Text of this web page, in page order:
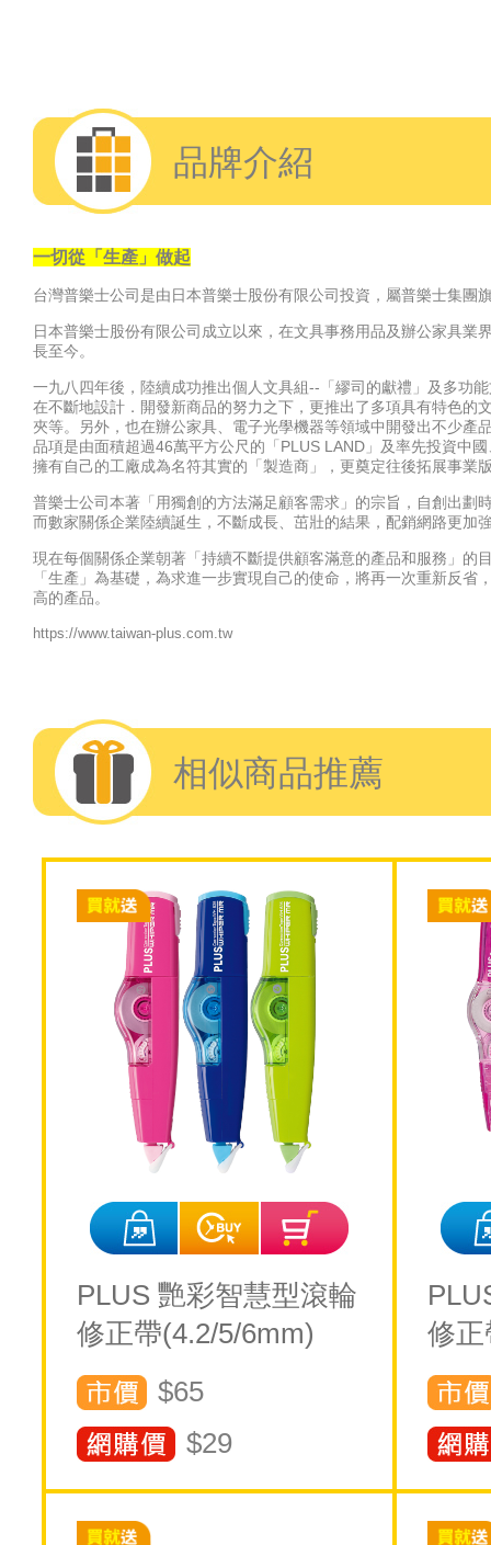
品牌介紹
一切從「生產」做起
台灣普樂士公司是由日本普樂士股份有限公司投資，屬普樂士集團
日本普樂士股份有限公司成立以來，在文具事務用品及辦公家具業
長至今。
一九八四年後，陸續成功推出個人文具組--「繆司的獻禮」及多功
在不斷地設計．開發新商品的努力之下，更推出了多項具有特色的
夾等。另外，也在辦公家具、電子光學機器等領域中開發出不少產
品項是由面積超過46萬平方公尺的「PLUS LAND」及率先投資中
擁有自己的工廠成為名符其實的「製造商」，更奠定往後拓展事業
普樂士公司本著「用獨創的方法滿足顧客需求」的宗旨，自創出劃
而數家關係企業陸續誕生，不斷成長、茁壯的結果，配銷網路更加
現在每個關係企業朝著「持續不斷提供顧客滿意的產品和服務」的
「生產」為基礎，為求進一步實現自己的使命，將再一次重新反省
高的產品。
https://www.taiwan-plus.com.tw
相似商品推薦
PLUS 艷彩智慧型滾輪
修正帶(4.2/5/6mm)
$65
$29
修正